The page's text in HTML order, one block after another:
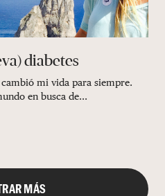
diabetes
mi vida para siempre.
en busca de...
MÁS